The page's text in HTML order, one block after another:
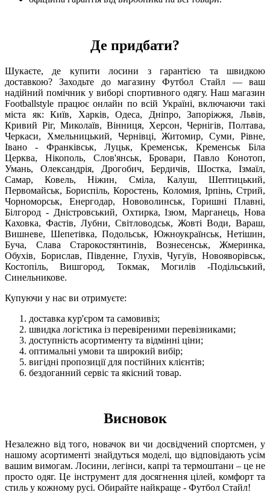
Де придбати?
Шукаєте, де купити лосини з гарантією та швидкою
доставкою? Заходьте до магазину Футбол Стайл — ваш
надійний помічник у виборі спортивного одягу. Наш магазин
Footballstyle працює онлайн по всій Україні, включаючи такі
міста як: Київ, Харків, Одеса, Дніпро, Запоріжжя, Львів,
Кривий Ріг, Миколаїв, Вінниця, Херсон, Чернігів, Полтава,
Черкаси, Хмельницький, Чернівці, Житомир, Суми, Рівне,
Івано - Франківськ, Луцьк, Кременськ, Кременськ Біла
Церква, Нікополь, Слов'янськ, Бровари, Павло Конотоп,
Умань, Олександрія, Дрогобич, Бердичів, Шостка, Ізмаїл,
Самар, Ковель, Ніжин, Сміла, Калуш, Шептицький,
Первомайськ, Бориспіль, Коростень, Коломия, Ірпінь, Стрий,
Чорноморськ, Енергодар, Нововолинськ, Горишні Плавні,
Білгород - Дністровський, Охтирка, Ізюм, Марганець, Нова
Каховка, Фастів, Лубни, Світловодськ, Жовті Води, Вараш,
Вишневе, Шепетівка, Подольськ, Южноукраїнськ, Нетішин,
Буча, Слава Старокостянтинів, Вознесенськ, Жмеринка,
Обухів, Борислав, Південне, Глухів, Чугуїв, Новояворівськ,
Костопіль, Вишгород, Токмак, Могилів -Подільський,
Синельникове.
Купуючи у нас ви отримуєте:
доставка кур'єром та самовивіз;
швидка логістика із перевіреними перевізниками;
доступність асортименту та відмінні ціни;
оптимальні умови та широкий вибір;
вигідні пропозиції для постійних клієнтів;
бездоганний сервіс та якісний товар.
Висновок
Незалежно від того, новачок ви чи досвідчений спортсмен, у
нашому асортименті знайдуться моделі, що відповідають усім
вашим вимогам. Лосини, легінси, капрі та термоштани – це не
просто одяг. Це інструмент для досягнення цілей, комфорт та
стиль у кожному русі. Обирайте найкраще - Футбол Стайл!